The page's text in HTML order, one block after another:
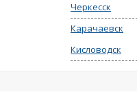
Черкесск
Карачаевск
Кисловодск